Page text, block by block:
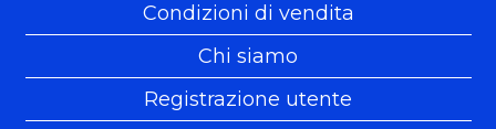
Condizioni di vendita
Chi siamo
Registrazione utente